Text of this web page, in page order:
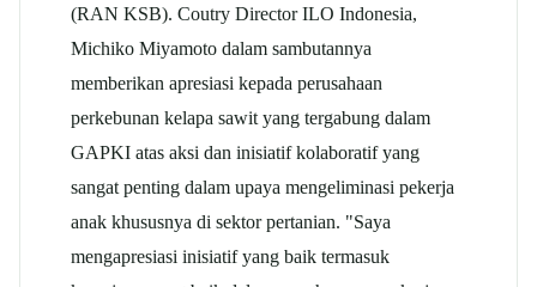
(RAN KSB). Coutry Director ILO Indonesia,
Michiko Miyamoto dalam sambutannya
memberikan apresiasi kepada perusahaan
perkebunan kelapa sawit yang tergabung dalam
GAPKI atas aksi dan inisiatif kolaboratif yang
sangat penting dalam upaya mengeliminasi pekerja
anak khususnya di sektor pertanian. "Saya
mengapresiasi inisiatif yang baik termasuk